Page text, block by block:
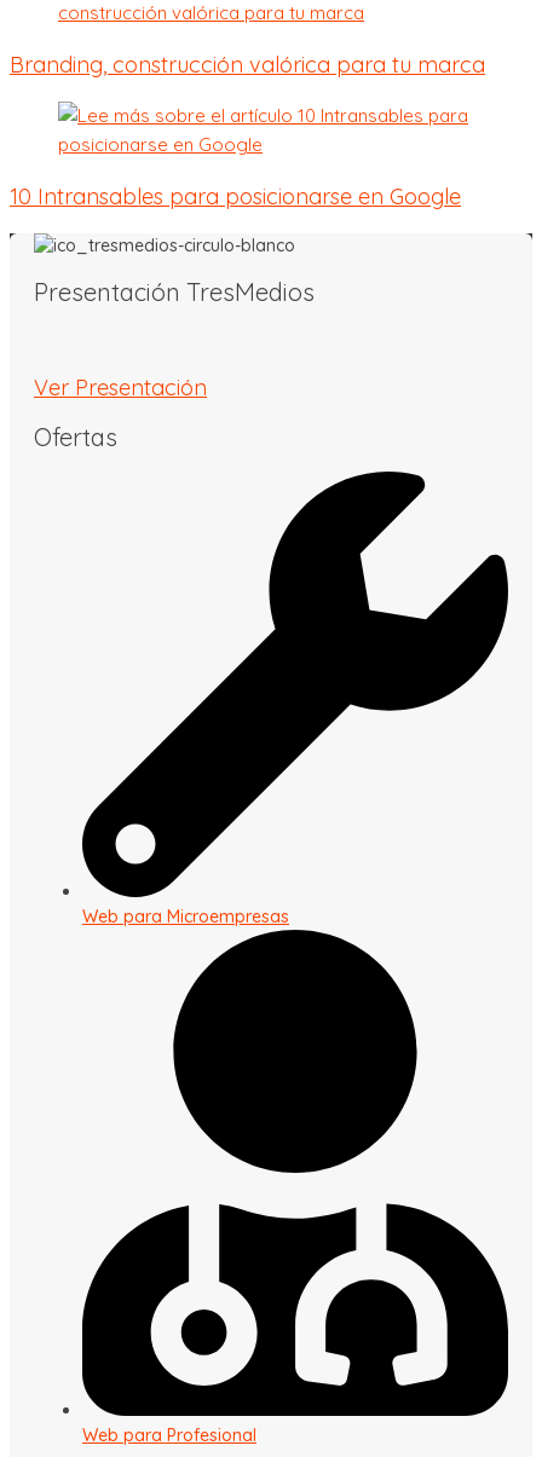
Branding, construcción valórica para tu marca
10 Intransables para posicionarse en Google
Presentación TresMedios
Ver Presentación
Ofertas
Web para Microempresas
Web para Profesional